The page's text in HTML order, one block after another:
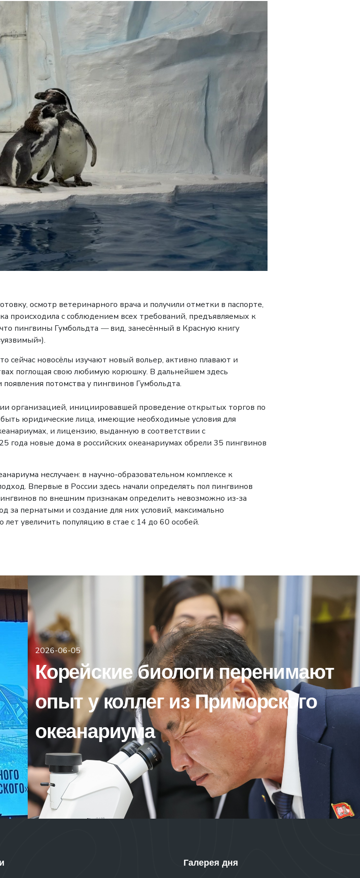
осмотр ветеринарного врача и получили отметки в паспорте,
происходила с соблюдением всех требований, предъявляемых к
пингвины Гумбольдта —вид, занесённый в Красную книгу
сейчас новосёлы изучают новый вольер, активно плавают и
поглощая свою любимую корюшку. В дальнейшем здесь
потомства у пингвинов Гумбольдта.
организацией, инициировавшей проведение открытых торгов по
юридические лица, имеющие необходимые условия для
и лицензию, выданную в соответствии с
новые дома в российских океанариумах обрели 35 пингвинов
неслучаен: в научно-образовательном комплексе к
Впервые в России здесь начали определять пол пингвинов
по внешним признакам определить невозможно из-за
за пернатыми и создание для них условий, максимально
увеличить популяцию в стае с 14 до 60 особей.
2026-06-05
Корейские биологи перенимают
опыт у коллег из Приморского
океанариума
Галерея дня